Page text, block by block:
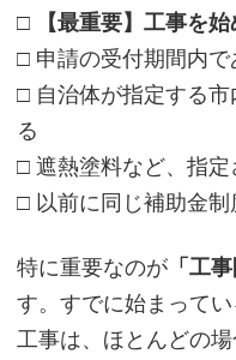
□
【最重要】工事を
□ 申請の受付期間内で
□ 自治体が指定する
る
□ 遮熱塗料など、指
□ 以前に同じ補助金
特に重要なのが 「工
す。すでに始まって
工事は、ほとんどの